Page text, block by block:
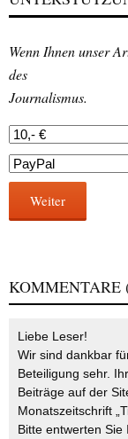
Wenn Ihnen unser
des
Journalismus.
Weiter
KOMMENTARE
Liebe Leser!
Wir sind dankbar
Beteiligung sehr.
Beiträge auf der
Monatszeitschrift
Bitte entwerten Sie